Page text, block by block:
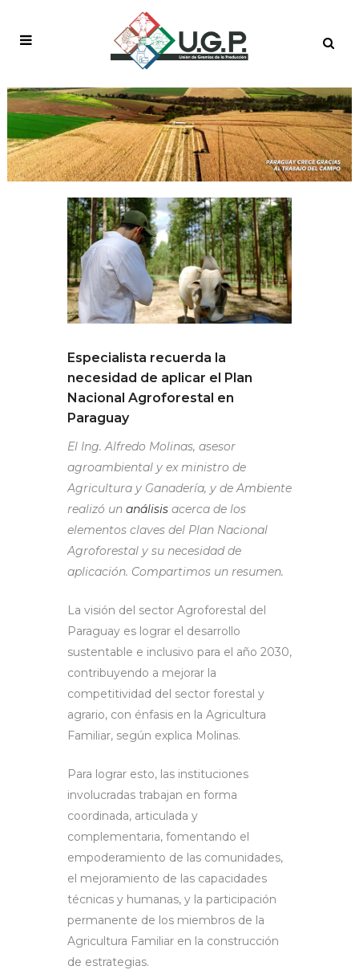
Especialista recuerda la
necesidad de aplicar el Plan
Nacional Agroforestal en
Paraguay
El Ing. Alfredo Molinas, asesor
agroambiental y ex ministro de
Agricultura y Ganadería, y de Ambiente
realizó un análisis acerca de los
elementos claves del Plan Nacional
Agroforestal y su necesidad de
aplicación. Compartimos un resumen.
La visión del sector Agroforestal del
Paraguay es lograr el desarrollo
sustentable e inclusivo para el año 2030,
contribuyendo a mejorar la
competitividad del sector forestal y
agrario, con énfasis en la Agricultura
Familiar, según explica Molinas.
Para lograr esto, las instituciones
involucradas trabajan en forma
coordinada, articulada y
complementaria, fomentando el
empoderamiento de las comunidades,
el mejoramiento de las capacidades
técnicas y humanas, y la participación
permanente de los miembros de la
Agricultura Familiar en la construcción
de estrategias.